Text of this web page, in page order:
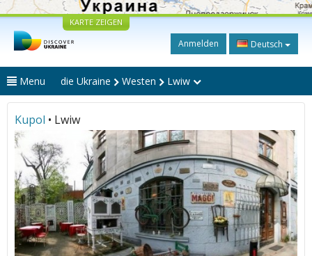
KARTE ZEIGEN
Anmelden Deutsch
Menu die Ukraine Westen Lwiw
Kupol • Lwiw